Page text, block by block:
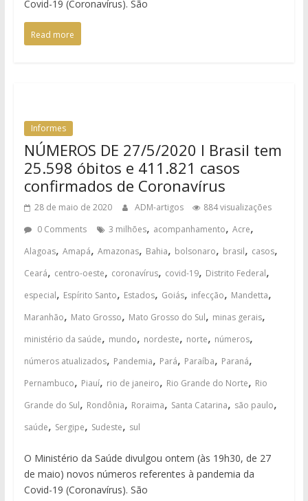
Covid-19 (Coronavírus). São
Read more
Informes
NÚMEROS DE 27/5/2020 I Brasil tem
25.598 óbitos e 411.821 casos
confirmados de Coronavírus
28 de maio de 2020 ADM-artigos
884 visualizações
0 Comments
3 milhões, acompanhamento, Acre,
Alagoas, Amapá, Amazonas, Bahia, bolsonaro, brasil, casos,
Ceará, centro-oeste, coronavírus, covid-19, Distrito Federal,
especial, Espírito Santo, Estados, Goiás, infecção, Mandetta,
Maranhão, Mato Grosso, Mato Grosso do Sul, minas gerais,
ministério da saúde, mundo, nordeste, norte, números,
números atualizados, Pandemia, Pará, Paraíba, Paraná,
Pernambuco, Piauí, rio de janeiro, Rio Grande do Norte, Rio
Grande do Sul, Rondônia, Roraima, Santa Catarina, são paulo,
saúde, Sergipe, Sudeste, sul
O Ministério da Saúde divulgou ontem (às 19h30, de 27
de maio) novos números referentes à pandemia da
Covid-19 (Coronavírus). São